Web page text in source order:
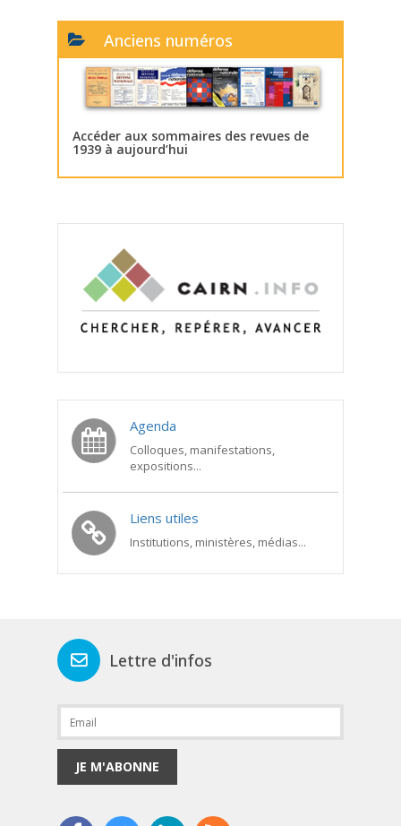
Anciens numéros
Accéder aux sommaires des revues de
1939 à aujourd’hui
Agenda
Colloques, manifestations,
expositions...
Liens utiles
Institutions, ministères, médias...
Lettre d'infos
JE M'ABONNE